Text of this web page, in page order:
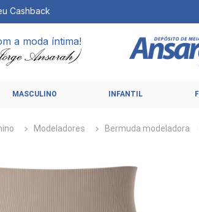
Cashback
a moda íntima!
MASCULINO INFANTIL
Modeladores Bermuda modeladora